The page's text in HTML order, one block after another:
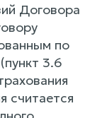
Договора
по
3.6
считается